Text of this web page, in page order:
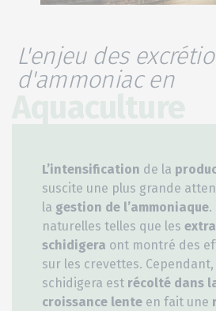
L'enjeu des
d'ammoniac en
L’intensification de la
suscite une plus grande
la gestion de l’ammoniaque.
naturelles telles que les
schidigera ont montré des
sur les crevettes. Cependant,
schidigera est récolté dans
croissance lente en fait une